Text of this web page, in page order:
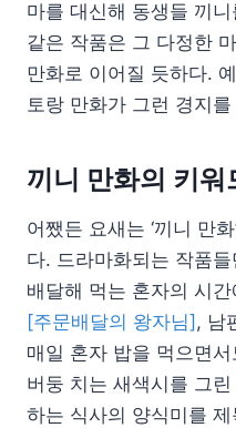
마를 대신해 동생들 끼
같은 작품은 그 다정한
만화로 이어질 듯하다.
토랑 만화가 그런 경지
끼니 만화의 키워
어쨌든 요새는 ‘끼니 만
다. 드라마화되는 작품
배달해 먹는 혼자의 시
[주문배달의 왕자님] , 남
매일 혼자 밥을 먹으면
버둥 치는 새색시를 그린
하는 식사의 양식미를